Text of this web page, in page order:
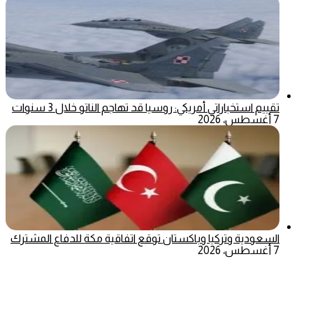
تقييم استخباراتي أمريكي: روسيا قد تهاجم الناتو خلال 3 سنوات
7 أغسطس، 2026
السعودية وتركيا وباكستان توقع اتفاقية مكة للدفاع المشترك
7 أغسطس، 2026